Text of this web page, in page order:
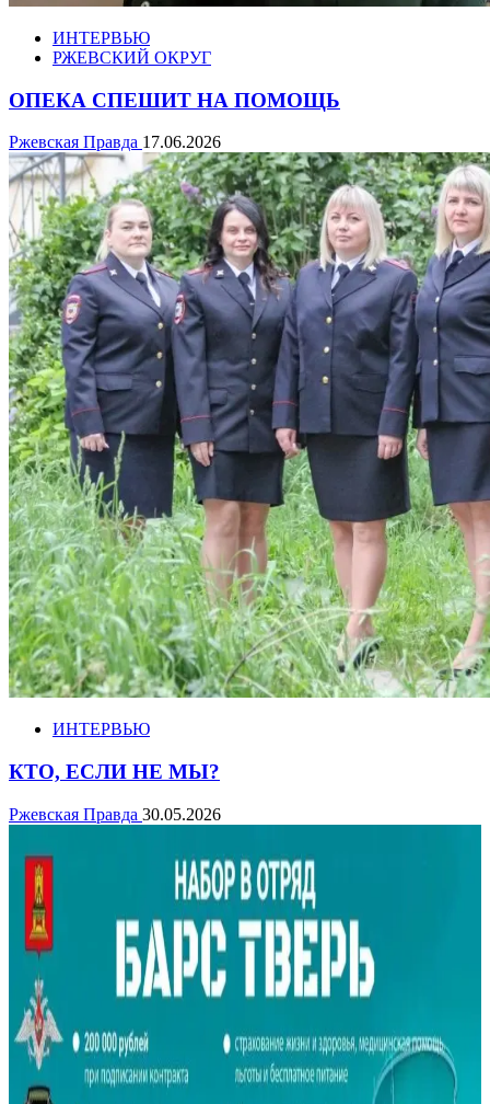
ИНТЕРВЬЮ
РЖЕВСКИЙ ОКРУГ
ОПЕКА СПЕШИТ НА ПОМОЩЬ
Ржевская Правда 17.06.2026
ИНТЕРВЬЮ
КТО, ЕСЛИ НЕ МЫ?
Ржевская Правда 30.05.2026